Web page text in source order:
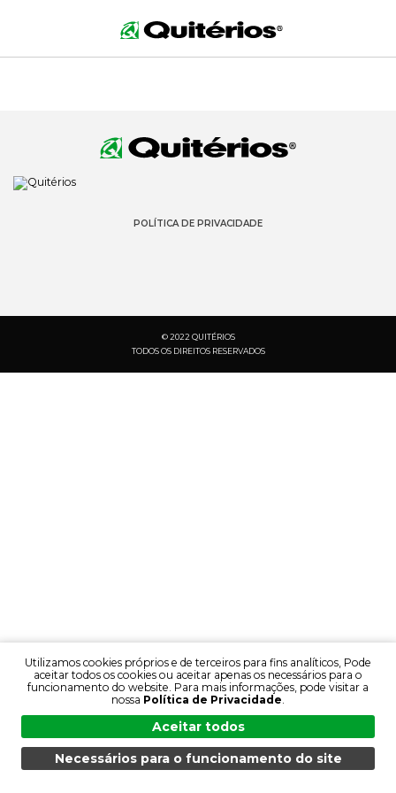
POLÍTICA DE PRIVACIDADE
© 2022 QUITÉRIOS
TODOS OS DIREITOS RESERVADOS
MENU PESQUISA PRODUTOS PT
Utilizamos cookies próprios e de terceiros para fins analíticos, Pode
aceitar todos os cookies ou aceitar apenas os necessários para o
funcionamento do website. Para mais informações, pode visitar a
nossa Política de Privacidade.
Aceitar todos
Necessários para o funcionamento do site